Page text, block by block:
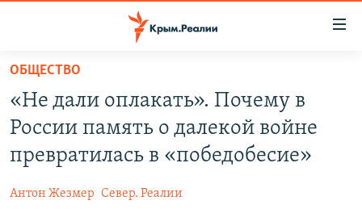
Вернуться
основному
содержанию
главной
СПЕЦПРОЕКТЫ
11 ЛЕТ ОККУПАЦИИ КРЫМА. 11 ИСТОРИЙ СОПРОТИВЛЕНИЯ
ЕЩЕ
ОБЩЕСТВО
«Не дали оплакать». Почему в
России память о далекой войне
превратилась в «победобесие»
Антон Жезмер Север. Реалии